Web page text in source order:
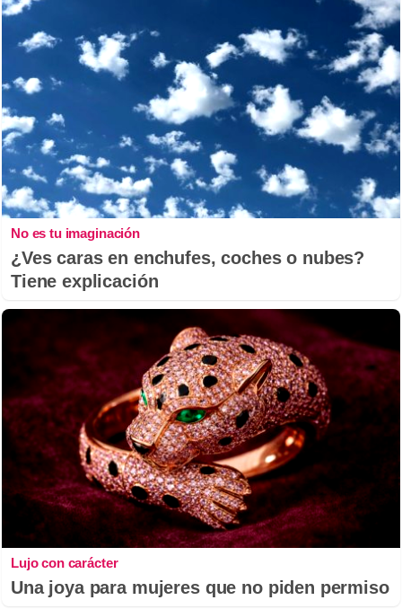
No es tu imaginación
¿Ves caras en enchufes, coches o nubes?
Tiene explicación
Lujo con carácter
Una joya para mujeres que no piden permiso